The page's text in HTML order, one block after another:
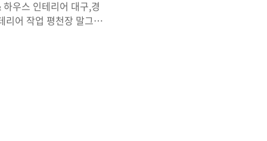
우스 인테리어 대구,경
리어 작업 평천장 말그대
부분 평천장과 박공천
어.닷컴 도메인 임대합